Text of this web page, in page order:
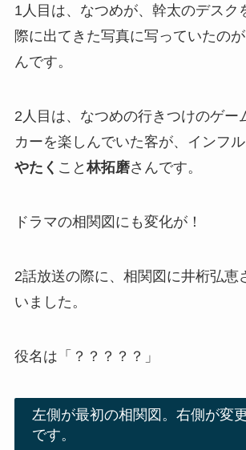
1人目は、なつめが、幹太のデスク
際に出てきた写真に写っていたのが
んです。
2人目は、なつめの行きつけのゲー
カーを楽しんでいた客が、インフ
やたく こと林拓磨さんです。
ドラマの相関図にも変化が！
2話放送の際に、相関図に井桁弘恵
いました。
役名は「？？？？？」
左側が最初の相関図。右側が変
です。